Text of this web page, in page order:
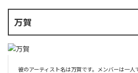
万賀
彼のアーティスト名は万賀です。メンバーは一人